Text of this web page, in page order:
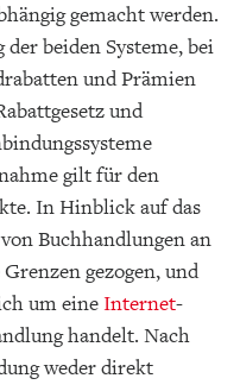
gemacht werden.
beiden Systeme, bei
und Prämien
und
gilt für den
In Hinblick auf das
Buchhandlungen an
gezogen, und
um eineInternet-
handelt. Nach
weder direkt